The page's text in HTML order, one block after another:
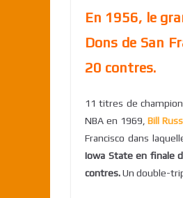
En 1956, le
Dons de San
20 contres.
11 titres de
NBA en 1969,Bill
Francisco dans
Iowa State en finale
contres.Un double-